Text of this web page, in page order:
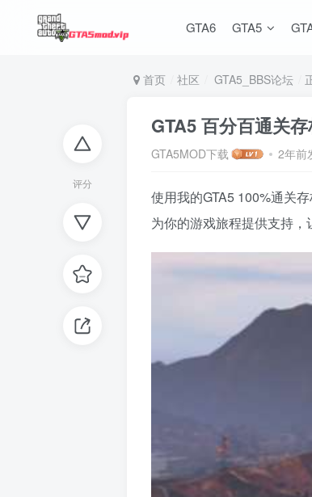
GTA6 GTA5
评分
首页 社区 GTA5_BBS论坛
GTA5 百分百通关
GTA5MOD下载 2年前
使用我的GTA5 100%通关
为你的游戏旅程提供支持，